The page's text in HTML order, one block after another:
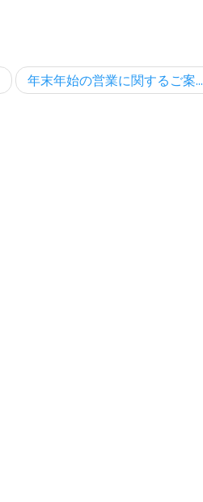
年末年始の営業に関するご案